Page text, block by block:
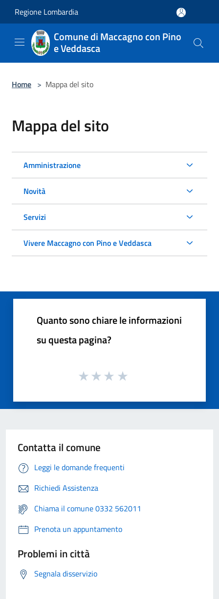
Regione Lombardia
Comune di Maccagno con Pino
e Veddasca
Home > Mappa del sito
Mappa del sito
Amministrazione
Novità
Servizi
Vivere Maccagno con Pino e Veddasca
Quanto sono chiare le informazioni
su questa pagina?
Contatta il comune
Leggi le domande frequenti
Richiedi Assistenza
Chiama il comune 0332 562011
Prenota un appuntamento
Problemi in città
Segnala disservizio